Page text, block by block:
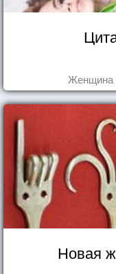
Женщина
Новая